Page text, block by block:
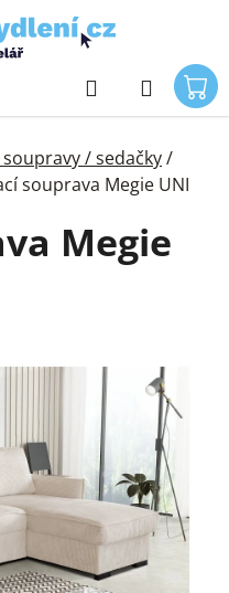
Hledat
soupravy / sedačky/
souprava Megie UNI
Megie